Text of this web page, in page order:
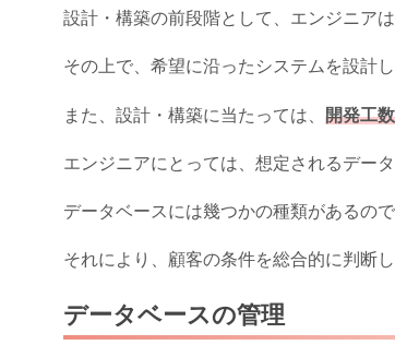
設計・構築の前段階として、エンジニアは
その上で、希望に沿ったシステムを設計
また、設計・構築に当たっては、 開発工
エンジニアにとっては、想定されるデー
データベースには幾つかの種類があるの
それにより、顧客の条件を総合的に判断
データベースの管理